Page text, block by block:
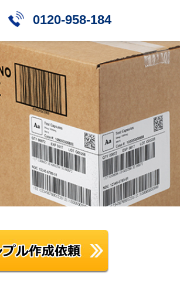
0120-958-184